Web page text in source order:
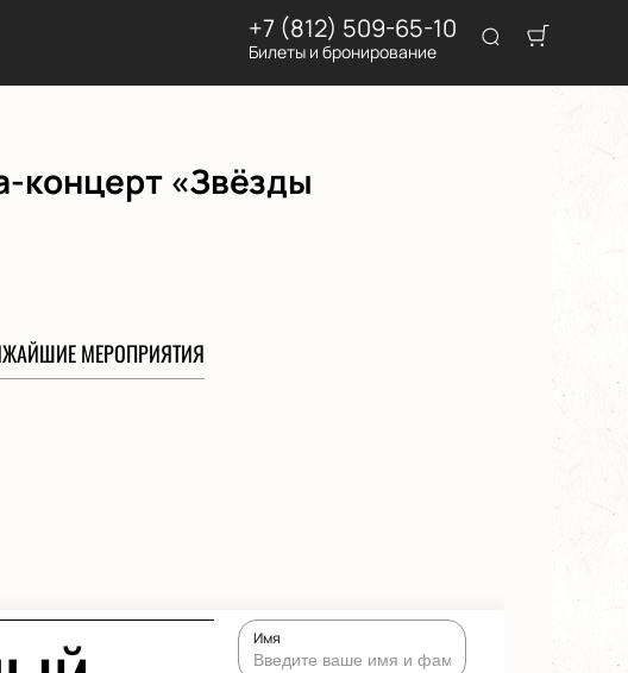
+7 (812) 509-65-10
Билеты и бронирование
концерт «Звёзды
МЕРОПРИЯТИЯ
Имя